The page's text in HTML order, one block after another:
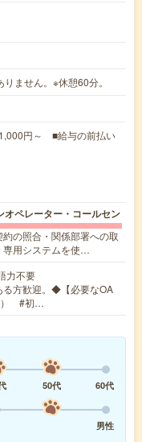
ません。※休憩60分。
円～ ■給与の前払い
ペレーター・コールセン
の照合・関係部署への取
専用システムを使…
力不要
方歓迎。◆【必要なOA
） #初…
50代
60代
男性